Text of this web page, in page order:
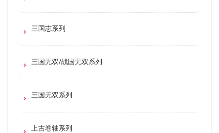
三国志系列
三国无双/战国无双系列
三国无双系列
上古卷轴系列